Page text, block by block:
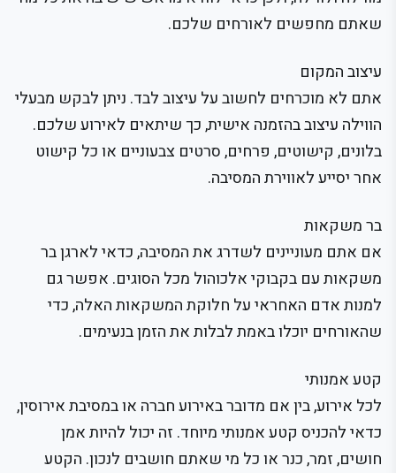
שאתם מחפשים לאורחים שלכם.
עיצוב המקום
אתם לא מוכרחים לחשוב על עיצוב לבד. ניתן לבקש מבעלי
הווילה עיצוב בהזמנה אישית, כך שיתאים לאירוע שלכם.
בלונים, קישוטים, פרחים, סרטים צבעוניים או כל קישוט
אחר יסייע לאווירת המסיבה.
בר משקאות
אם אתם מעוניינים לשדרג את המסיבה, כדאי לארגן בר
משקאות עם בקבוקי אלכוהול מכל הסוגים. אפשר גם
למנות אדם האחראי על חלוקת המשקאות האלה, כדי
שהאורחים יוכלו באמת לבלות את הזמן בנעימים.
קטע אמנותי
לכל אירוע, בין אם מדובר באירוע חברה או במסיבת אירוסין,
כדאי להכניס קטע אמנותי מיוחד. זה יכול להיות אמן
חושים, זמר, כנר או כל מי שאתם חושבים לנכון. הקטע